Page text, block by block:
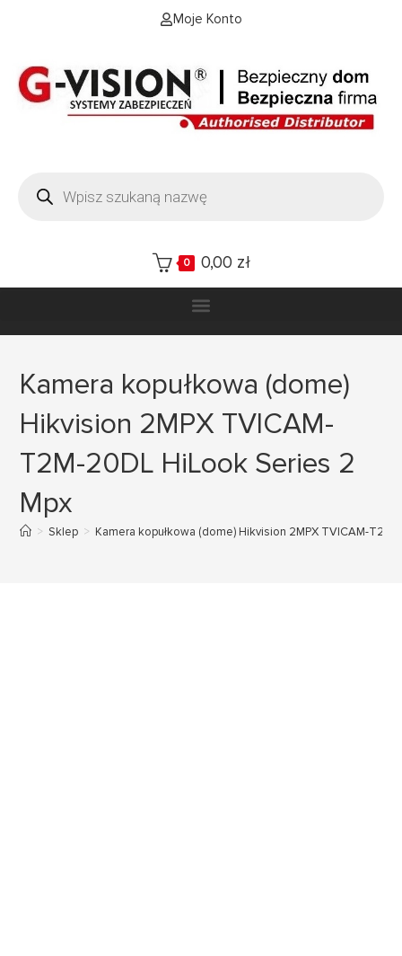
Moje Konto
0 0,00 zł
Kamera kopułkowa (dome)
Hikvision 2MPX TVICAM-
T2M-20DL HiLook Series 2
Mpx
> Sklep > Kamera kopułkowa (dome) Hikvision 2MPX TVICAM-